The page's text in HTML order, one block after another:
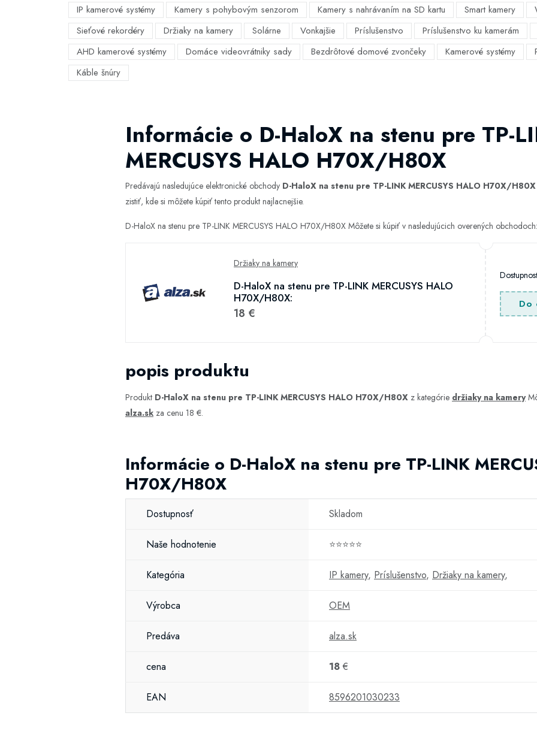
IP kamerové systémy Kamery s pohybovým senzorom Kamery s nahrávaním na SD kartu Smart kamery
Sieťové rekordéry
Držiaky na kamery Solárne Vonkajšie Príslušenstvo
Príslušenstvo ku kamerám
AHD kamerové systémy
Domáce videovrátniky sady Bezdrôtové domové zvončeky Kamerové systémy
Káble šnúry
Informácie o D-HaloX na stenu pre TP-
MERCUSYS HALO H70X/H80X
Predávajú nasledujúce elektronické obchody D-HaloX na stenu pre TP-LINK MERCUSYS HALO H70X/H80X
zistiť, kde si môžete kúpiť tento produkt najlacnejšie.
D-HaloX na stenu pre TP-LINK MERCUSYS HALO H70X/H80X Môžete si kúpiť v nasledujúcich overených obchodoch:
Držiaky na kamery
D-HaloX na stenu pre TP-LINK MERCUSYS HALO
H70X/H80X:
18 €
Do
popis produktu
Produkt D-HaloX na stenu pre TP-LINK MERCUSYS HALO H70X/H80X z kategórie držiaky na kamery
alza.sk za cenu 18 €.
Informácie o D-HaloX na stenu pre TP-LINK
H70X/H80X
Dostupnosť Skladom
Naše hodnotenie ⭐⭐⭐⭐⭐
Kategória IP kamery, Príslušenstvo, Držiaky na kamery,
Výrobca OEM
Predáva alza.sk
cena 18 €
EAN 8596201030233